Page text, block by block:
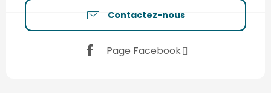
Contactez-nous
Page Facebook